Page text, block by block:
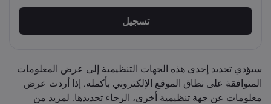
تسجيل
سيؤدي تحديد إحدى هذه الجهات التنظيمية إلى عرض المعلومات
المتوافقة على نطاق الموقع الإلكتروني بأكمله. إذا أردت عرض
معلومات عن جهة تنظيمية أخرى، الرجاء تحديدها. لمزيد من